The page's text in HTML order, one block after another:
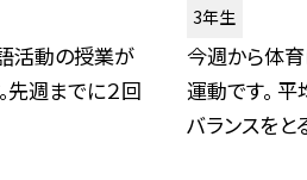
活動の授業が
先週までに２回
3年生
今週から体
運動です。
バランスをと